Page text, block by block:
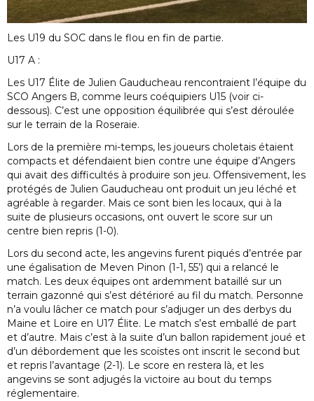
Les U19 du SOC dans le flou en fin de partie.
U17 A :
Les U17 Élite de Julien Gauducheau rencontraient l’équipe du
SCO Angers B, comme leurs coéquipiers U15 (voir ci-
dessous). C’est une opposition équilibrée qui s’est déroulée
sur le terrain de la Roseraie.
Lors de la première mi-temps, les joueurs choletais étaient
compacts et défendaient bien contre une équipe d’Angers
qui avait des difficultés à produire son jeu. Offensivement, les
protégés de Julien Gauducheau ont produit un jeu léché et
agréable à regarder. Mais ce sont bien les locaux, qui à la
suite de plusieurs occasions, ont ouvert le score sur un
centre bien repris (1-0).
Lors du second acte, les angevins furent piqués d’entrée par
une égalisation de Meven Pinon (1-1, 55’) qui a relancé le
match. Les deux équipes ont ardemment bataillé sur un
terrain gazonné qui s’est détérioré au fil du match. Personne
n’a voulu lâcher ce match pour s’adjuger un des derbys du
Maine et Loire en U17 Élite. Le match s’est emballé de part
et d’autre. Mais c’est à la suite d’un ballon rapidement joué et
d’un débordement que les scoïstes ont inscrit le second but
et repris l’avantage (2-1). Le score en restera là, et les
angevins se sont adjugés la victoire au bout du temps
réglementaire.